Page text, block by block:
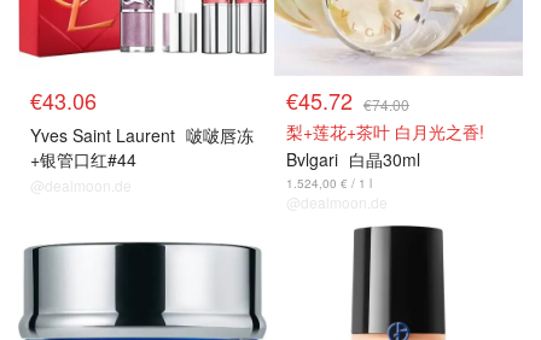
€43.06
Yves Saint Laurent 啵啵唇冻
+银管口红#44
@dealmoon.de
€45.72 €74.00
梨+莲花+茶叶 白月光之香!
Bvlgari 白晶30ml
1.524,00 € / 1 l
@dealmoon.de